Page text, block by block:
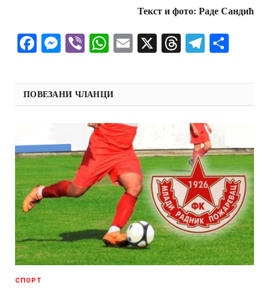
Текст и фото: Раде Сандић
Facebook
Messenger
ViberWhatsApp
Email
X Threads
ПОВЕЗАНИ ЧЛАНЦИ
СПОРТ